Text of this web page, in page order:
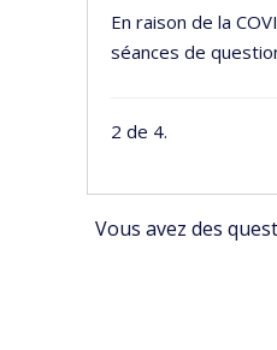
En raison de la
séances de
2 de 4.
Vous avez des